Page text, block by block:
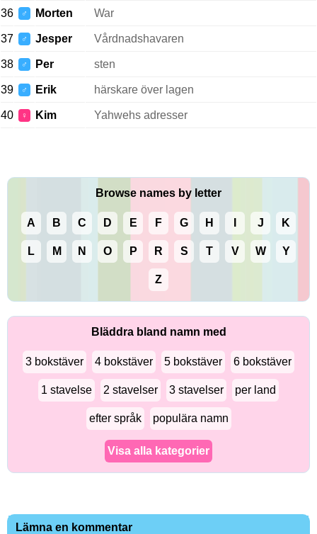
36 ♂ Morten War
37 ♂ Jesper Vårdnadshavaren
38 ♂ Per sten
39 ♂ Erik härskare över lagen
40 ♀ Kim Yahwehs adresser
Browse names by letter
A B C D E F G H J K
L M N O P R S T V W Y
Z
Bläddra bland namn med
3 bokstäver 4 bokstäver 5 bokstäver 6 bokstäver
1 stavelse 2 stavelser 3 stavelser per land
efter språk populära namn
Visa alla kategorier
Lämna en kommentar